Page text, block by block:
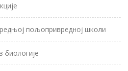
пољопривредној школи